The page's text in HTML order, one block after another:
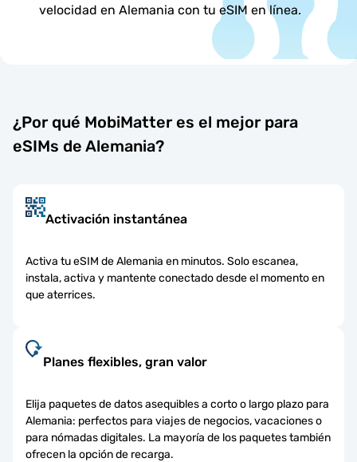
velocidad en Alemania con tu eSIM en línea.
¿Por qué MobiMatter es el mejor para
eSIMs de Alemania?
Activación instantánea
Activa tu eSIM de Alemania en minutos. Solo escanea,
instala, activa y mantente conectado desde el momento en
que aterrices.
Planes flexibles, gran valor
Elija paquetes de datos asequibles a corto o largo plazo para
Alemania: perfectos para viajes de negocios, vacaciones o
para nómadas digitales. La mayoría de los paquetes también
ofrecen la opción de recarga.